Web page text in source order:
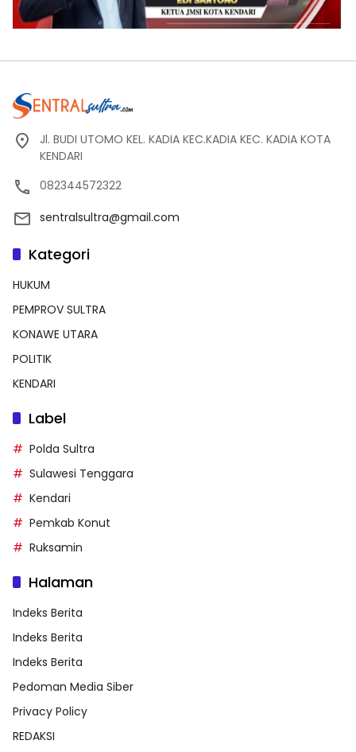
Jl. BUDI UTOMO KEL. KADIA KEC.KADIA KEC. KADIA KOTA
KENDARI
082344572322
sentralsultra@gmail.com
Kategori
HUKUM
PEMPROV SULTRA
KONAWE UTARA
POLITIK
KENDARI
Label
Polda Sultra
Sulawesi Tenggara
Kendari
Pemkab Konut
Ruksamin
Halaman
Indeks Berita
Indeks Berita
Indeks Berita
Pedoman Media Siber
Privacy Policy
REDAKSI